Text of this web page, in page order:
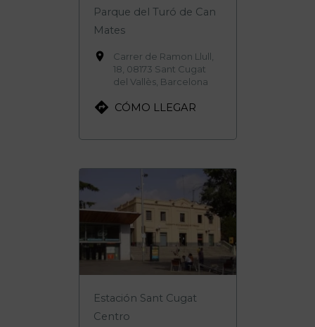
Parque del Turó de Can
Mates

Carrer de Ramon Llull,
18, 08173 Sant Cugat
del Vallès, Barcelona
 CÓMO LLEGAR
Estación Sant Cugat
Centro